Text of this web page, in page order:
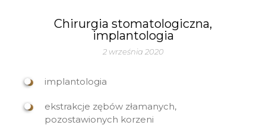
Chirurgia stomatologiczna,
implantologia
2 września 2020
implantologia
ekstrakcje zębów złamanych,
pozostawionych korzeni